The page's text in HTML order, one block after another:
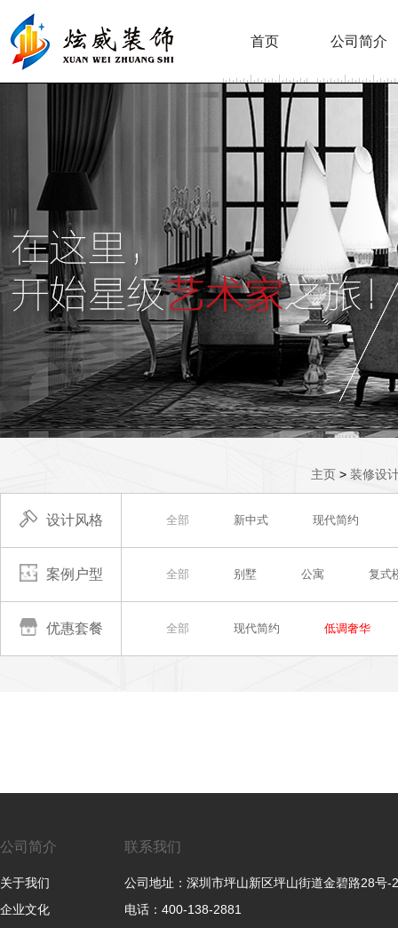
首页 公司简介
主页 > 装修设
设计风格 全部 新中式 现代简约
案例户型 全部 别墅 公寓 复式
优惠套餐 全部 现代简约 低调奢华
公司简介
关于我们
企业文化
联系我们
公司地址：深圳市坪山新区坪山街道金碧路28号-2
电话：400-138-2881